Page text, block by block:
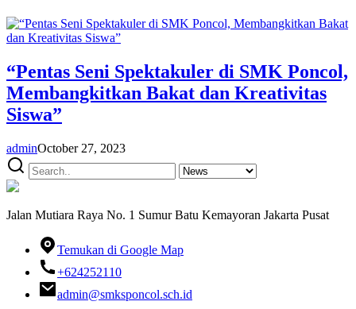
“Pentas Seni Spektakuler di SMK Poncol,
Membangkitkan Bakat dan Kreativitas
Siswa”
adminOctober 27, 2023
Jalan Mutiara Raya No. 1 Sumur Batu Kemayoran Jakarta Pusat
Temukan di Google Map
+624252110
admin@smksponcol.sch.id